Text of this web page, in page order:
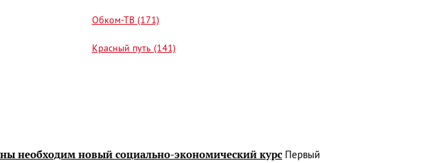
Обком-ТВ (171)
Красный путь (141)
необходим новый социально-экономический курс Первый